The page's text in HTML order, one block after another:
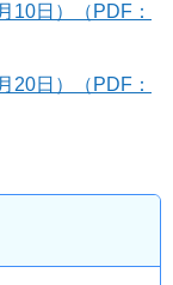
10日）（PDF：
20日）（PDF：